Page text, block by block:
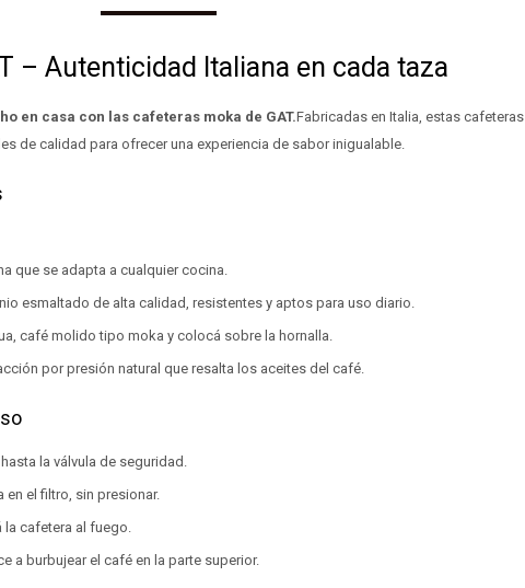
– Autenticidad Italiana en cada taza
en casa con las cafeteras moka de GAT.Fabricadas en Italia, estas cafeteras
de calidad para ofrecer una experiencia de sabor inigualable.
que se adapta a cualquier cocina.
esmaltado de alta calidad, resistentes y aptos para uso diario.
café molido tipo moka y colocá sobre la hornalla.
por presión natural que resalta los aceites del café.
la válvula de seguridad.
el filtro, sin presionar.
la cafetera al fuego.
a burbujear el café en la parte superior.